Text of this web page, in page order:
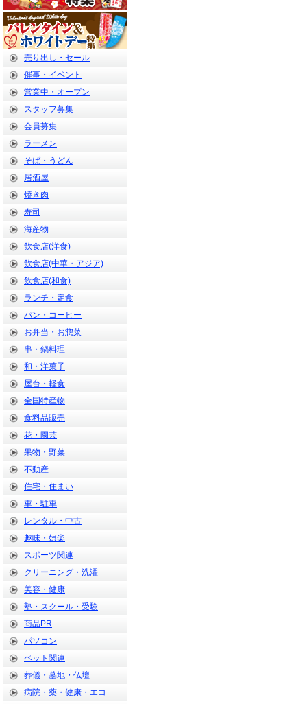
売り出し・セール
催事・イベント
営業中・オープン
スタッフ募集
会員募集
ラーメン
そば・うどん
居酒屋
焼き肉
寿司
海産物
飲食店(洋食)
飲食店(中華・アジア)
飲食店(和食)
ランチ・定食
パン・コーヒー
お弁当・お惣菜
串・鍋料理
和・洋菓子
屋台・軽食
全国特産物
食料品販売
花・園芸
果物・野菜
不動産
住宅・住まい
車・駐車
レンタル・中古
趣味・娯楽
スポーツ関連
クリーニング・洗濯
美容・健康
塾・スクール・受験
商品PR
パソコン
ペット関連
葬儀・墓地・仏壇
病院・薬・健康・エコ